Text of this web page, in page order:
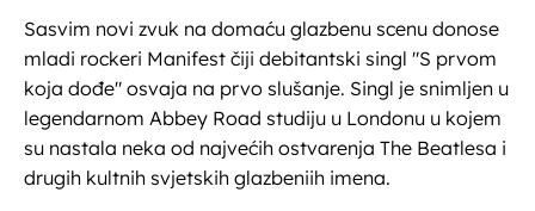
Sasvim novi zvuk na domaću glazbenu scenu donose
mladi rockeri Manifest čiji debitantski singl "S prvom
koja dođe" osvaja na prvo slušanje. Singl je snimljen u
legendarnom Abbey Road studiju u Londonu u kojem
su nastala neka od najvećih ostvarenja The Beatlesa i
drugih kultnih svjetskih glazbeniih imena.